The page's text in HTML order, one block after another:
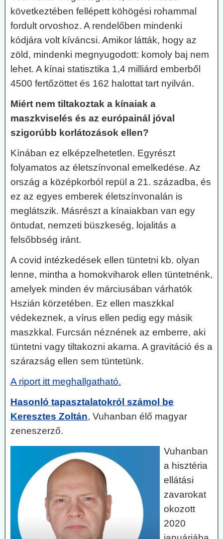
következtében fellépett köhögési rohammal
fordult orvoshoz. A rendelőben mindenki
kódjára volt kíváncsi. Amikor látták, hogy az
zöld, mindenki megnyugodott: komoly baj nem
lehet. A kínai statisztika 1,4 milliárd emberből
4500 fertőzöttet és 162 halottat tart nyilván.
Miért nem tiltakoztak a kínaiak a
maszkviselés és az európainál jóval
szigorúbb korlátozások ellen?
Kínában ez elképzelhetetlen. Egyrészt
folyamatos az életszínvonal emelkedése. Az
ország a középkorból repül a 21. századba, és
ez az egyes emberek életszínvonalán is
meglátszik. Másrészt a kínaiakban van egy
öntudat, nemzeti büszkeség, lojalitás a
felsőbbség iránt.
A covid intézkedések ellen tüntetni kb. olyan
lenne, mintha a homokviharok ellen tüntetnénk,
amelyek minden év márciusában várhatók
Hszián körzetében. Ez ellen maszkkal
védekeznek, a vírus ellen pedig egy másik
maszkkal. Furcsán néznének az emberre, aki
tüntetni vagy tiltakozni akarna. A gravitáció és a
szárazság ellen sem tüntetünk.
A riport itt meghallgatható.
Hasonló tapasztalatokról számol be
Keresztes Zoltán, Vuhanban élő magyar
zeneszerző.
Vuhanban
a hisztéria
ellátási
zavarokat
okozott
2020